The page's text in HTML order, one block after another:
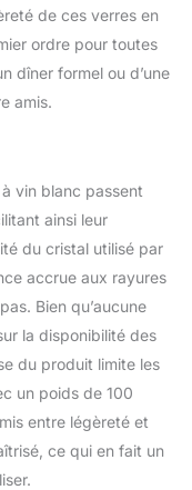
de ces verres en
ordre pour toutes
dîner formel ou d’une
amis.
vin blanc passent
ainsi leur
du cristal utilisé par
accrue aux rayures
Bien qu’aucune
la disponibilité des
du produit limite les
un poids de 100
entre légèreté et
ce qui en fait un